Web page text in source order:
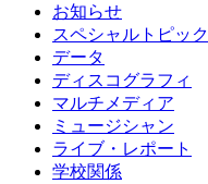
お知らせ
スペシャルトピック
データ
ディスコグラフィ
マルチメディア
ミュージシャン
ライブ・レポート
学校関係